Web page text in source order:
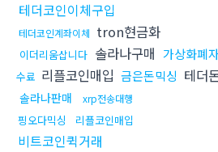
테더코인이체구입
테더코인계좌이체 tron현금화
이더리움삽니다 솔라나구매 가상화폐
수료 리플코인매입 금은돈믹싱 테더
솔라나판매 xrp전송대행
핑오다믹싱 리플코인매입
비트코인퀵거래